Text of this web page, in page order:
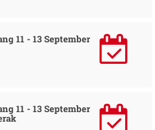
11 - 13 September
11 - 13 September